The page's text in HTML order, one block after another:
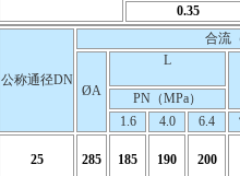
0.35
公称通径DN
合流
ØA
L
PN（MPa）
1.6
4.0 6.4
25 285 185 190 200